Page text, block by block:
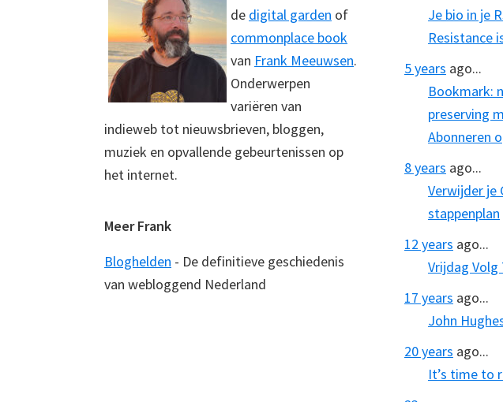
de digital garden of
commonplace book
van Frank Meeuwsen.
Onderwerpen
variëren van
indieweb tot nieuwsbrieven, bloggen,
muziek en opvallende gebeurtenissen op
het internet.
Meer Frank
Bloghelden - De definitieve geschiedenis
van webloggend Nederland
Je bio in je
Resistance
5 years ago...
Bookmark:
preserving
Abonneren
8 years ago...
Verwijder je
stappenplan
12 years ago...
Vrijdag Volg
17 years ago...
John
20 years ago...
It’s time to